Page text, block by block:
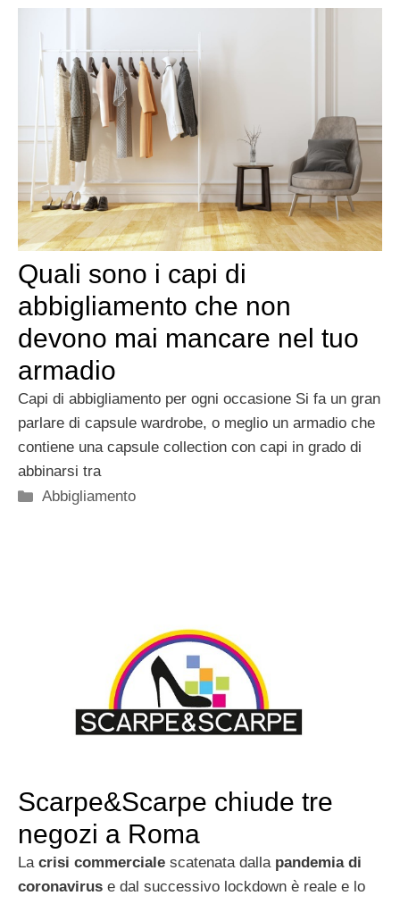
Quali sono i capi di
abbigliamento che non
devono mai mancare nel tuo
armadio
Capi di abbigliamento per ogni occasione Si fa un gran
parlare di capsule wardrobe, o meglio un armadio che
contiene una capsule collection con capi in grado di
abbinarsi tra
Categorie
Abbigliamento
Scarpe&Scarpe chiude tre
negozi a Roma
La crisi commerciale scatenata dallapandemia di
coronavirus e dal successivo lockdown è reale e lo